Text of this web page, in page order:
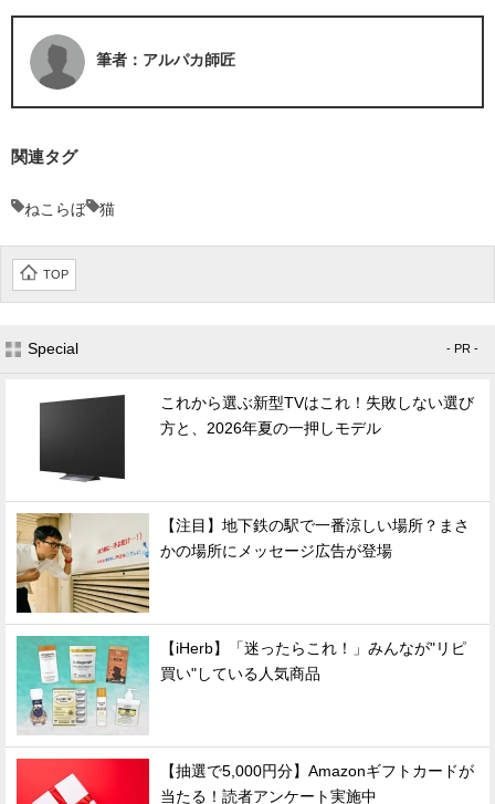
筆者：アルパカ師匠
関連タグ
ねこらぼ 猫
TOP
Special - PR -
これから選ぶ新型TVはこれ！失敗しない選び
方と、2026年夏の一押しモデル
【注目】地下鉄の駅で一番涼しい場所？まさ
かの場所にメッセージ広告が登場
【iHerb】「迷ったらこれ！」みんなが"リピ
買い"している人気商品
【抽選で5,000円分】Amazonギフトカードが
当たる！読者アンケート実施中